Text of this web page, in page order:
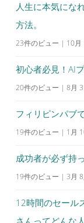
人生に本気にな
方法。
23件のビュー | 10月
初心者必見！AI
20件のビュー | 8月
フィリピンパブ
19件のビュー | 1月
成功者が必ず持
19件のビュー | 3月
12時間のセール
さんってどんな